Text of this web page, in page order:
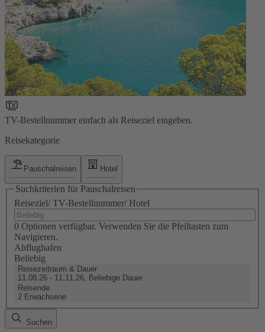
TV-Bestellnummer einfach als Reiseziel eingeben.
Reisekategorie
Pauschalreisen Hotel
Suchkriterien für Pauschalreisen
Reiseziel/ TV-Bestellnummer/ Hotel
0 Optionen verfügbar. Verwenden Sie die Pfeiltasten zum
Navigieren.
Abflughafen
Beliebig
Reisezeitraum & Dauer
11.08.26 - 11.11.26, Beliebige Dauer
Reisende
2 Erwachsene
Suchen